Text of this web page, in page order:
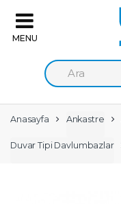
A
r
m
a
Anasayfa Ankastre
Duvar Tipi Davlumbazlar